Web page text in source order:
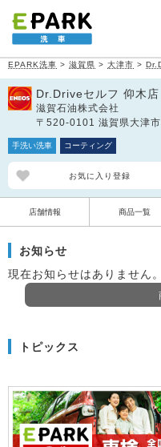
EPARK洗車 > 滋賀県 > 大津市 >
Dr.Driveセルフ 仰木店
滋賀石油株式会社
〒520-0101 滋賀県大津
手洗い洗車 コーティング
お気に入り登録
店舗情報 商品一覧
お知らせ
現在お知らせはありません。
トピックス